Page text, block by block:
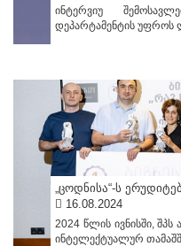
ინტერვიუ
დეპარტამენტის უფროს
„ცოდნისა“-ს
16.08.2024
2024 წლის ივნისში, შპს
ინტელექტუალურ